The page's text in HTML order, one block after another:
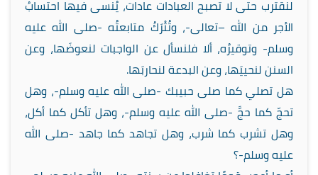
لنقترب حتى لا تصبح العبادات عادات، يُنسى فيها احتسابُ
الأجر من الله –تعالى-، وتُتْرَكُ متابعتُه -صلى الله عليه
وسلم- وتوقيرُه، ألا فلنسأل عن الواجبات لنعوضَها، وعن
السنن لنحييَها، وعن البدعة لنحاربَها.
هل تصلي كما صلى حبيبك -صلى الله عليه وسلم-، وهل
تحجّ كما حجَّ -صلى الله عليه وسلم-، وهل تأكل كما أكل،
وهل تشرب كما شرب، وهل تجاهد كما جاهد -صلى الله
عليه وسلم-؟